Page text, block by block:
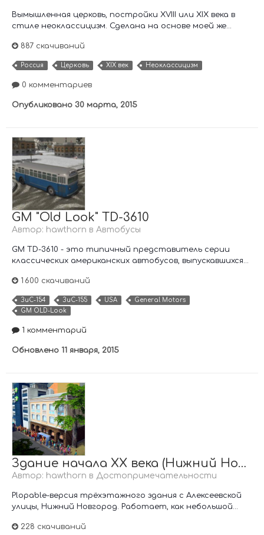
Вымышленная церковь, постройки XVIII или XIX века в
стиле неоклассицизм. Сделана на основе моей же...
887 скачиваний
Россия Церковь XIX век Неоклассицизм
0 комментариев
Опубликовано 30 марта, 2015
GM "Old Look" TD-3610
Автор: hawthorn в Автобусы
GM TD-3610 - это типичный представитель серии
классических американских автобусов, выпускавшихся...
1 600 скачиваний
ЗиС-154 ЗиС-155 USA
General Motors
GM OLD-Look
1 комментарий
Обновлено 11 января, 2015
Здание начала XX века (Нижний Новгород)
Автор: hawthorn в Достопримечательности
Plopable-версия трёхэтажного здания с Алексеевской
улицы, Нижний Новгород. Работает, как небольшой...
228 скачиваний